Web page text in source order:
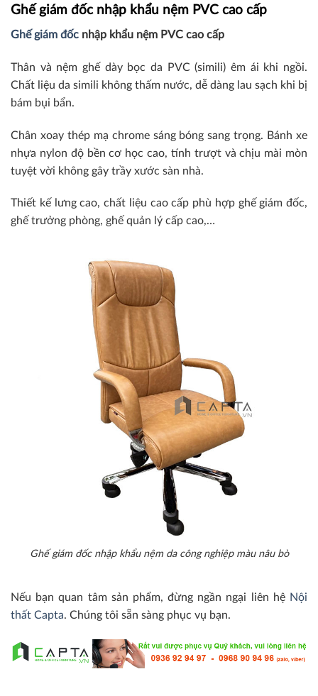
Ghế giám đốc nhập khẩu nệm PVC cao cấp
Ghế giám đốc nhập khẩu nệm PVC cao cấp
Thân và nệm ghế dày bọc da PVC (simili) êm ái khi ngồi.
Chất liệu da simili không thấm nước, dễ dàng lau sạch khi bị
bám bụi bẩn.
Chân xoay thép mạ chrome sáng bóng sang trọng. Bánh xe
nhựa nylon độ bền cơ học cao, tính trượt và chịu mài mòn
tuyệt vời không gây trầy xước sàn nhà.
Thiết kế lưng cao, chất liệu cao cấp phù hợp ghế giám đốc,
ghế trưởng phòng, ghế quản lý cấp cao,…
Ghế giám đốc nhập khẩu nệm da công nghiệp màu nâu bò
Nếu bạn quan tâm sản phẩm, đừng ngần ngại liên hệ Nội
thất Capta. Chúng tôi sẵn sàng phục vụ bạn.